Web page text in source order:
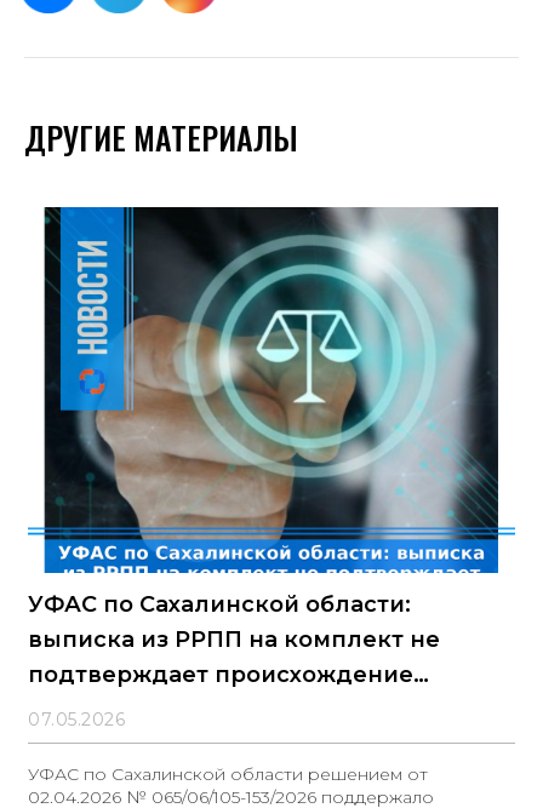
ДРУГИЕ МАТЕРИАЛЫ
УФАС по Сахалинской области:
выписка из РРПП на комплект не
подтверждает происхождение
отдельных изделий
07.05.2026
УФАС по Сахалинской области решением от
02.04.2026 № 065/06/105-153/2026 поддержало